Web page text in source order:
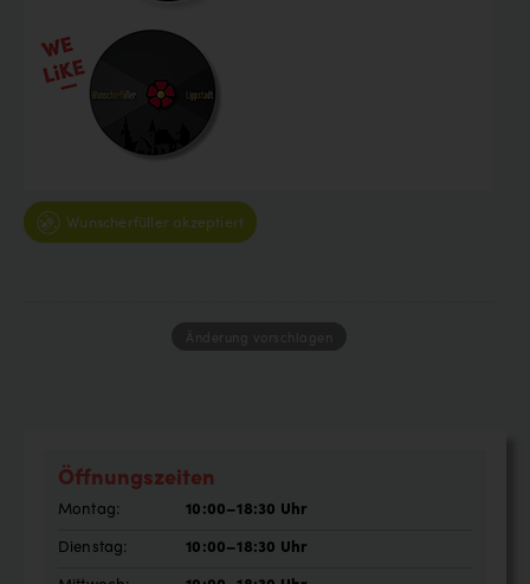
Wunscherfüller akzeptiert
Änderung vorschlagen
Öffnungszeiten
Montag:
10:00–18:30 Uhr
Dienstag:
10:00–18:30 Uhr